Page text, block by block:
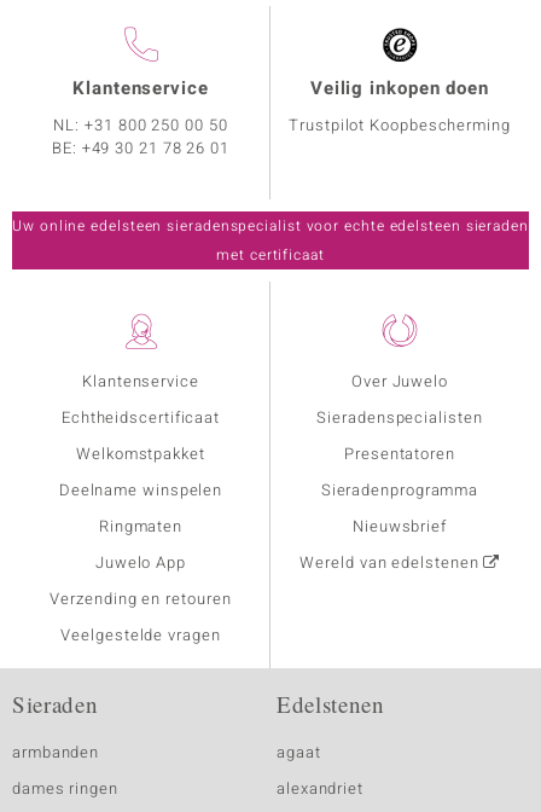
Klantenservice
Echtheidscertificaat
Welkomstpakket
Deelname winspelen
Ringmaten
Juwelo App
Verzending en retouren
Veelgestelde vragen
Over Juwelo
Sieradenspecialisten
Presentatoren
Sieradenprogramma
Nieuwsbrief
Wereld van edelstenen
Klantenservice
NL:+31 800 250 00 50
BE: +49 30 21 78 26 01
Veilig inkopen doen
Trustpilot Koopbescherming
Uw online edelsteen sieradenspecialist voor echte edelsteen sieraden
met certificaat
Sieraden
armbanden
dames ringen
Edelstenen
agaat
alexandriet